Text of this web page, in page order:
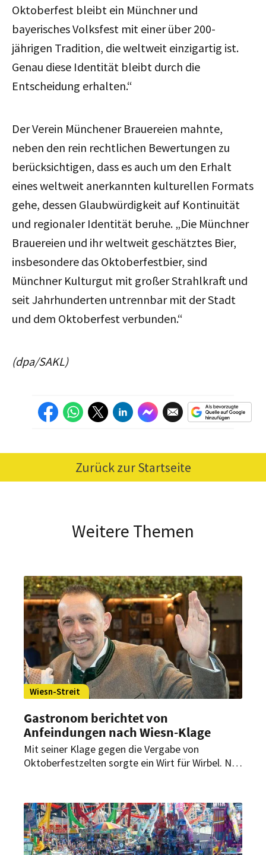
Oktoberfest bleibt ein Münchner und
bayerisches Volksfest mit einer über 200-
jährigen Tradition, die weltweit einzigartig ist.
Genau diese Identität bleibt durch die
Entscheidung erhalten.“
Der Verein Münchener Brauereien mahnte,
neben den rein rechtlichen Bewertungen zu
berücksichtigen, dass es auch um den Erhalt
eines weltweit anerkannten kulturellen Formats
gehe, dessen Glaubwürdigkeit auf Kontinuität
und regionaler Identität beruhe. „Die Münchner
Brauereien und ihr weltweit geschätztes Bier,
insbesondere das Oktoberfestbier, sind
Münchner Kulturgut mit großer Strahlkraft und
seit Jahrhunderten untrennbar mit der Stadt
und dem Oktoberfest verbunden.“
(dpa/SAKL)
Zurück zur Startseite
Weitere Themen
Wiesn-Streit
Gastronom berichtet von
Anfeindungen nach Wiesn-Klage
Mit seiner Klage gegen die Vergabe von
Oktoberfestzelten sorgte ein Wirt für Wirbel. Nun